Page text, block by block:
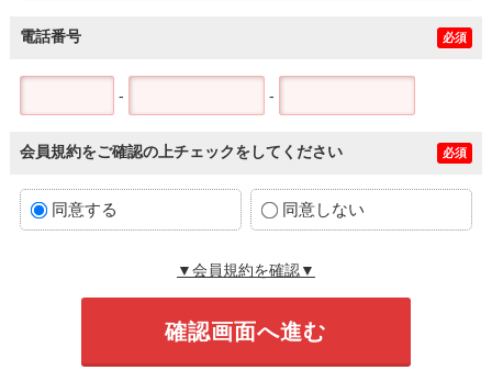
電話番号 必須
- -
会員規約をご確認の上チェックをしてください 必須
同意する 同意しない
▼会員規約を確認▼